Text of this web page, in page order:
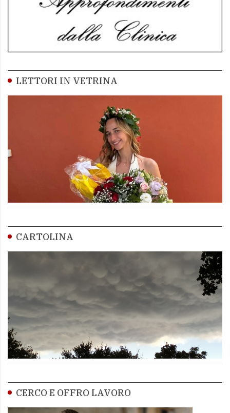
LETTORI IN VETRINA
CARTOLINA
CERCO E OFFRO LAVORO